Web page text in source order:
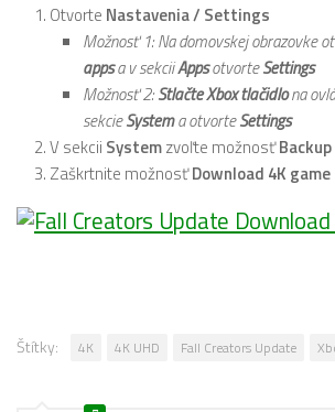
Otvorte Nastavenia / Settings
Možnosť 1: Na domovskej obrazovke
appsa v sekciiAppsotvorteSettings
Možnosť 2:Stlačte Xbox tlačidlona
sekcieSystema otvorteSettings
V sekcii Systemzvoľte možnosť
Zaškrtnite možnosťDownload 4K
Štítky: 4K 4K UHD Fall Creators Update